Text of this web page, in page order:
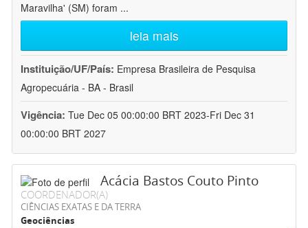
Maravilha' (SM) foram ...
leia mais
Instituição/UF/País: Empresa Brasileira de Pesquisa
Agropecuária - BA - Brasil
Vigência: Tue Dec 05 00:00:00 BRT 2023-Fri Dec 31
00:00:00 BRT 2027
Acácia Bastos Couto Pinto
COORDENADOR(A)
CIÊNCIAS EXATAS E DA TERRA
Geociências